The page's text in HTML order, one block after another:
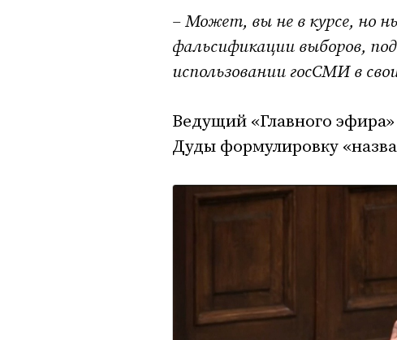
– Может, вы не в курсе, но
фальсификации выборов,
использовании госСМИ в
Ведущий «Главного
Дуды формулировку